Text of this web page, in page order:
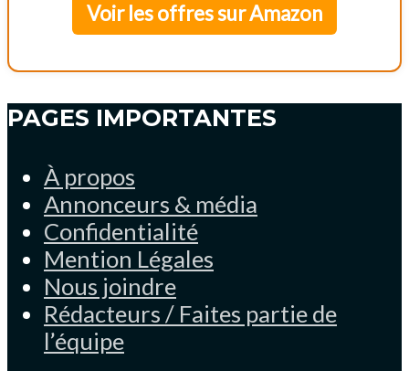
Voir les offres sur Amazon
PAGES IMPORTANTES
À propos
Annonceurs & média
Confidentialité
Mention Légales
Nous joindre
Rédacteurs / Faites partie de
l’équipe